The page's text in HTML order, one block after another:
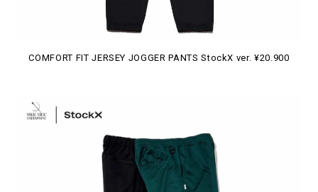
COMFORT FIT JERSEY JOGGER PANTS StockX ver. ¥20.900